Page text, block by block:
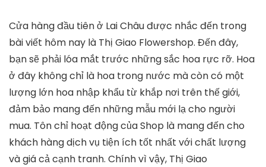
Cửa hàng đầu tiên ở Lai Châu được nhắc đến trong
bài viết hôm nay là Thị Giao Flowershop. Đến đây,
bạn sẽ phải lóa mắt trước những sắc hoa rực rỡ. Hoa
ở đây không chỉ là hoa trong nước mà còn có một
lượng lớn hoa nhập khẩu từ khắp nơi trên thế giới,
đảm bảo mang đến những mẫu mới lạ cho người
mua. Tôn chỉ hoạt động của Shop là mang đến cho
khách hàng dịch vụ tiện ích tốt nhất với chất lượng
và giá cả cạnh tranh. Chính vì vậy, Thị Giao